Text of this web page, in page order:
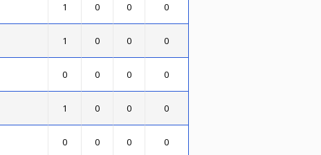
1 0 0 0
1 0 0 0
0 0 0 0
1 0 0 0
0 0 0 0